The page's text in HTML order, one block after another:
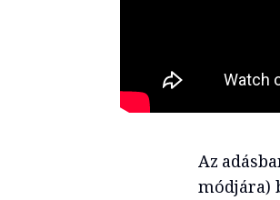
Az
módjára)